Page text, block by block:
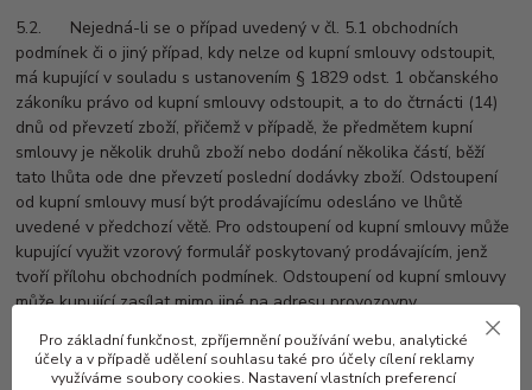
5.2. Nejedná-li se o případ uvedený v čl. 5.1 obchodních
podmínek či o jiný případ, kdy nelze od kupní smlouvy odstoupit,
má kupující v souladu s ustanovením § 1829 odst. 1 občanského
zákoníku právo od kupní smlouvy odstoupit, a to do čtrnácti (14)
dnů od převzetí zboží, přičemž v případě, že předmětem kupní
smlouvy je několik druhů zboží nebo dodání několika částí, běží
tato lhůta ode dne převzetí poslední dodávky zboží. Odstoupení
od kupní smlouvy musí být prodávajícímu odesláno ve lhůtě
uvedené v předchozí větě. Pro odstoupení od kupní smlouvy může
kupující využit vzorový formulář poskytovaný prodávajícím, jenž
tvoří přílohu obchodních podmínek. Odstoupení od kupní smlouvy
může kupující zasílat mimo jiné na adresu provozovny
prodávajícího či na adresu elektronické pošty prodávajícího email:
cejkajiri@volny.cz
Pro základní funkčnost, zpříjemnění používání webu, analytické
účely a v případě udělení souhlasu také pro účely cílení reklamy
využíváme soubory cookies. Nastavení vlastních preferencí